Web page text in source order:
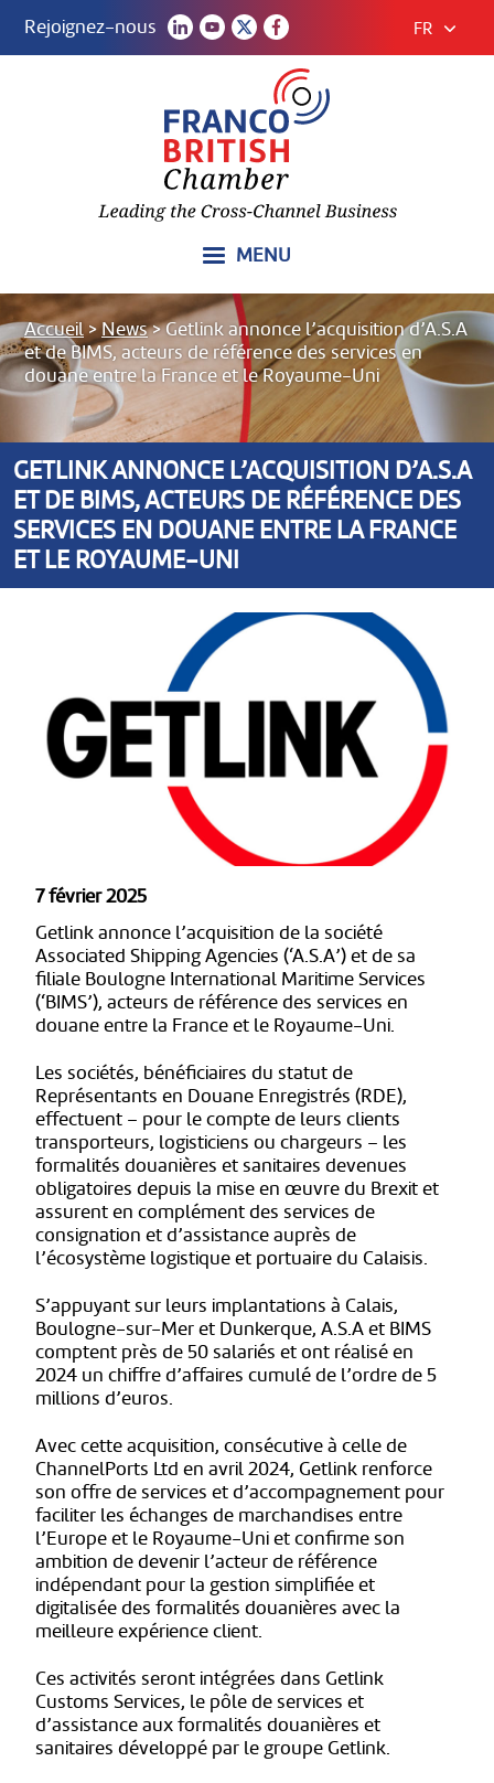
Rejoignez-nous FR
MENU
Accueil>News>Getlink annonce l’acquisition d’A.S.A
et de BIMS, acteurs de référence des services en
douane entre la France et le Royaume-Uni
GETLINK ANNONCE L’ACQUISITION D’A.S.A
ET DE BIMS, ACTEURS DE RÉFÉRENCE DES
SERVICES EN DOUANE ENTRE LA FRANCE
ET LE ROYAUME-UNI
7 février 2025
Getlink annonce l’acquisition de la société
Associated Shipping Agencies (‘A.S.A’) et de sa
filiale Boulogne International Maritime Services
(‘BIMS’), acteurs de référence des services en
douane entre la France et le Royaume-Uni.
Les sociétés, bénéficiaires du statut de
Représentants en Douane Enregistrés (RDE),
effectuent – pour le compte de leurs clients
transporteurs, logisticiens ou chargeurs – les
formalités douanières et sanitaires devenues
obligatoires depuis la mise en œuvre du Brexit et
assurent en complément des services de
consignation et d’assistance auprès de
l’écosystème logistique et portuaire du Calaisis.
S’appuyant sur leurs implantations à Calais,
Boulogne-sur-Mer et Dunkerque, A.S.A et BIMS
comptent près de 50 salariés et ont réalisé en
2024 un chiffre d’affaires cumulé de l’ordre de 5
millions d’euros.
Avec cette acquisition, consécutive à celle de
ChannelPorts Ltd en avril 2024, Getlink renforce
son offre de services et d’accompagnement pour
faciliter les échanges de marchandises entre
l’Europe et le Royaume-Uni et confirme son
ambition de devenir l’acteur de référence
indépendant pour la gestion simplifiée et
digitalisée des formalités douanières avec la
meilleure expérience client.
Ces activités seront intégrées dans Getlink
Customs Services, le pôle de services et
d’assistance aux formalités douanières et
sanitaires développé par le groupe Getlink.